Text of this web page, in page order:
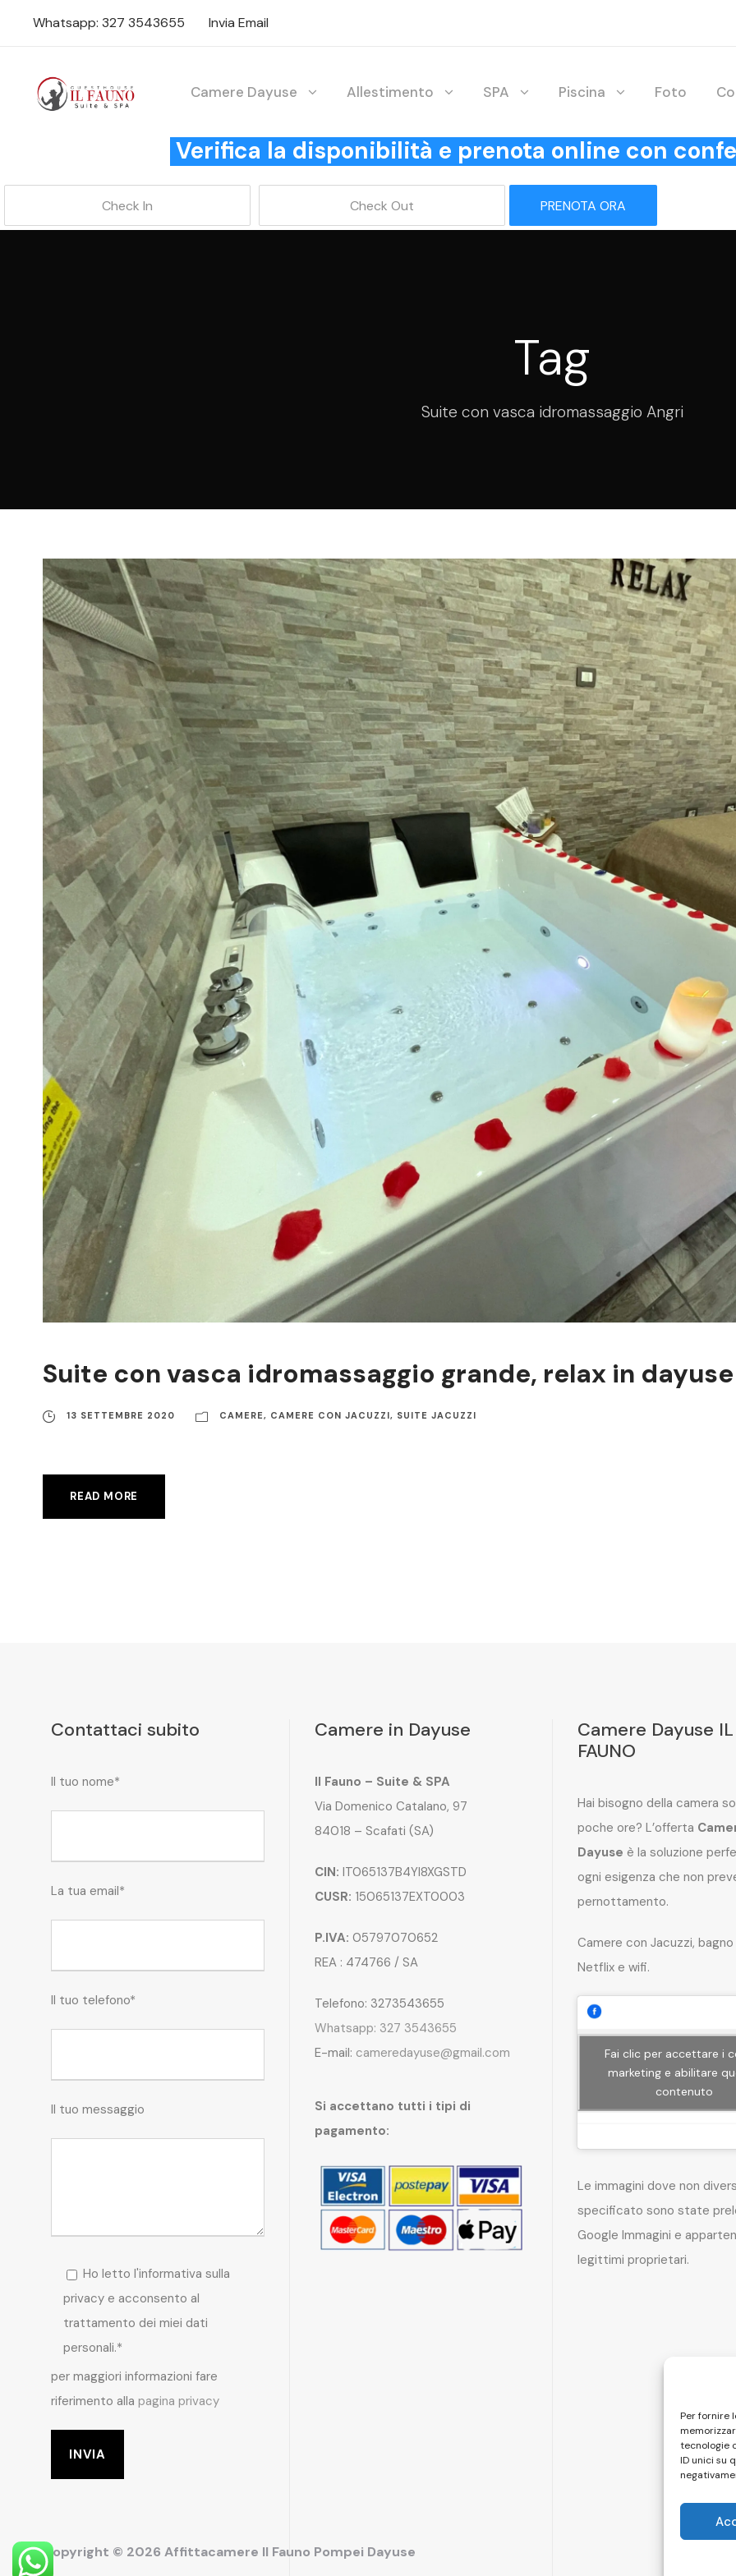
Per fornire
tecnologie
ID unici su
Whatsapp: 327 3543655 Invia Email
Camere Dayuse Allestimento SPA Piscina Foto
Verifica la disponibilità e prenota online con
PRENOTA ORA
Tag
Suite con vasca idromassaggio Angri
Suite con vasca idromassaggio grande, relax in
13 SETTEMBRE 2020 CAMERE, CAMERE CON JACUZZI, SUITE JACUZZI
READ MORE
Contattaci subito
Il tuo nome*
La tua email*
Il tuo telefono*
Il tuo messaggio
Ho letto l'informativa sulla
privacy e acconsento al
trattamento dei miei dati
personali.*
per maggiori informazioni fare
riferimento alla pagina privacy
Camere in Dayuse
Il Fauno – Suite & SPA
Via Domenico Catalano, 97
84018 – Scafati (SA)
CIN: IT065137B4YI8XGSTD
CUSR: 15065137EXT0003
P.IVA: 05797070652
REA : 474766 / SA
Telefono: 3273543655
Whatsapp: 327 3543655
E-mail: cameredayuse@gmail.com
Si accettano tutti i tipi di
pagamento:
Camere Dayuse IL
FAUNO
Hai bisogno della camera
poche ore? L’offerta
Dayuse è la soluzione
ogni esigenza che non
pernottamento.
Camere con Jacuzzi,
Netflix e wifi.
Fai clic per accettare i
marketing e abilitare
contenuto
Le immagini dove non
specificato sono state
Google Immagini e
legittimi proprietari.
Copyright © 2026 Affittacamere Il Fauno Pompei Dayuse